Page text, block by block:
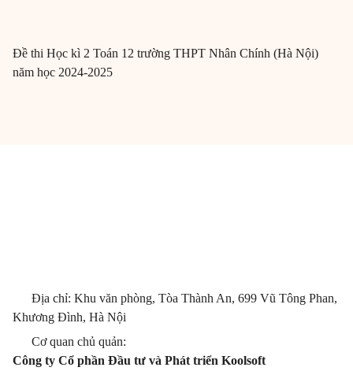
Đề thi Học kì 2 Toán 12 trường THPT Nhân Chính (Hà Nội)
năm học 2024-2025
Địa chỉ: Khu văn phòng, Tòa Thành An, 699 Vũ Tông Phan,
Khương Đình, Hà Nội
Cơ quan chủ quản:
Công ty Cổ phần Đầu tư và Phát triển Koolsoft